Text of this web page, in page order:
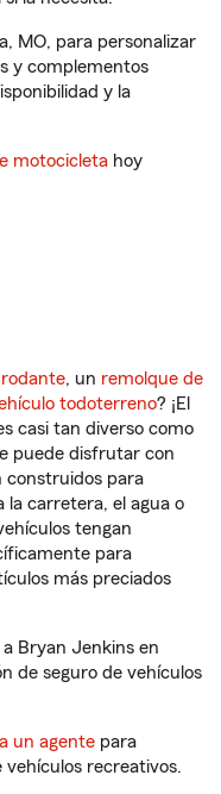
MO, para personalizar
y complementos
y la
motocicleta hoy
, un remolque de
todoterreno? ¡El
casi tan diverso como
puede disfrutar con
construidos para
la carretera, el agua o
tengan
para
más preciados
Bryan Jenkins en
de seguro de vehículos
un agente para
recreativos.